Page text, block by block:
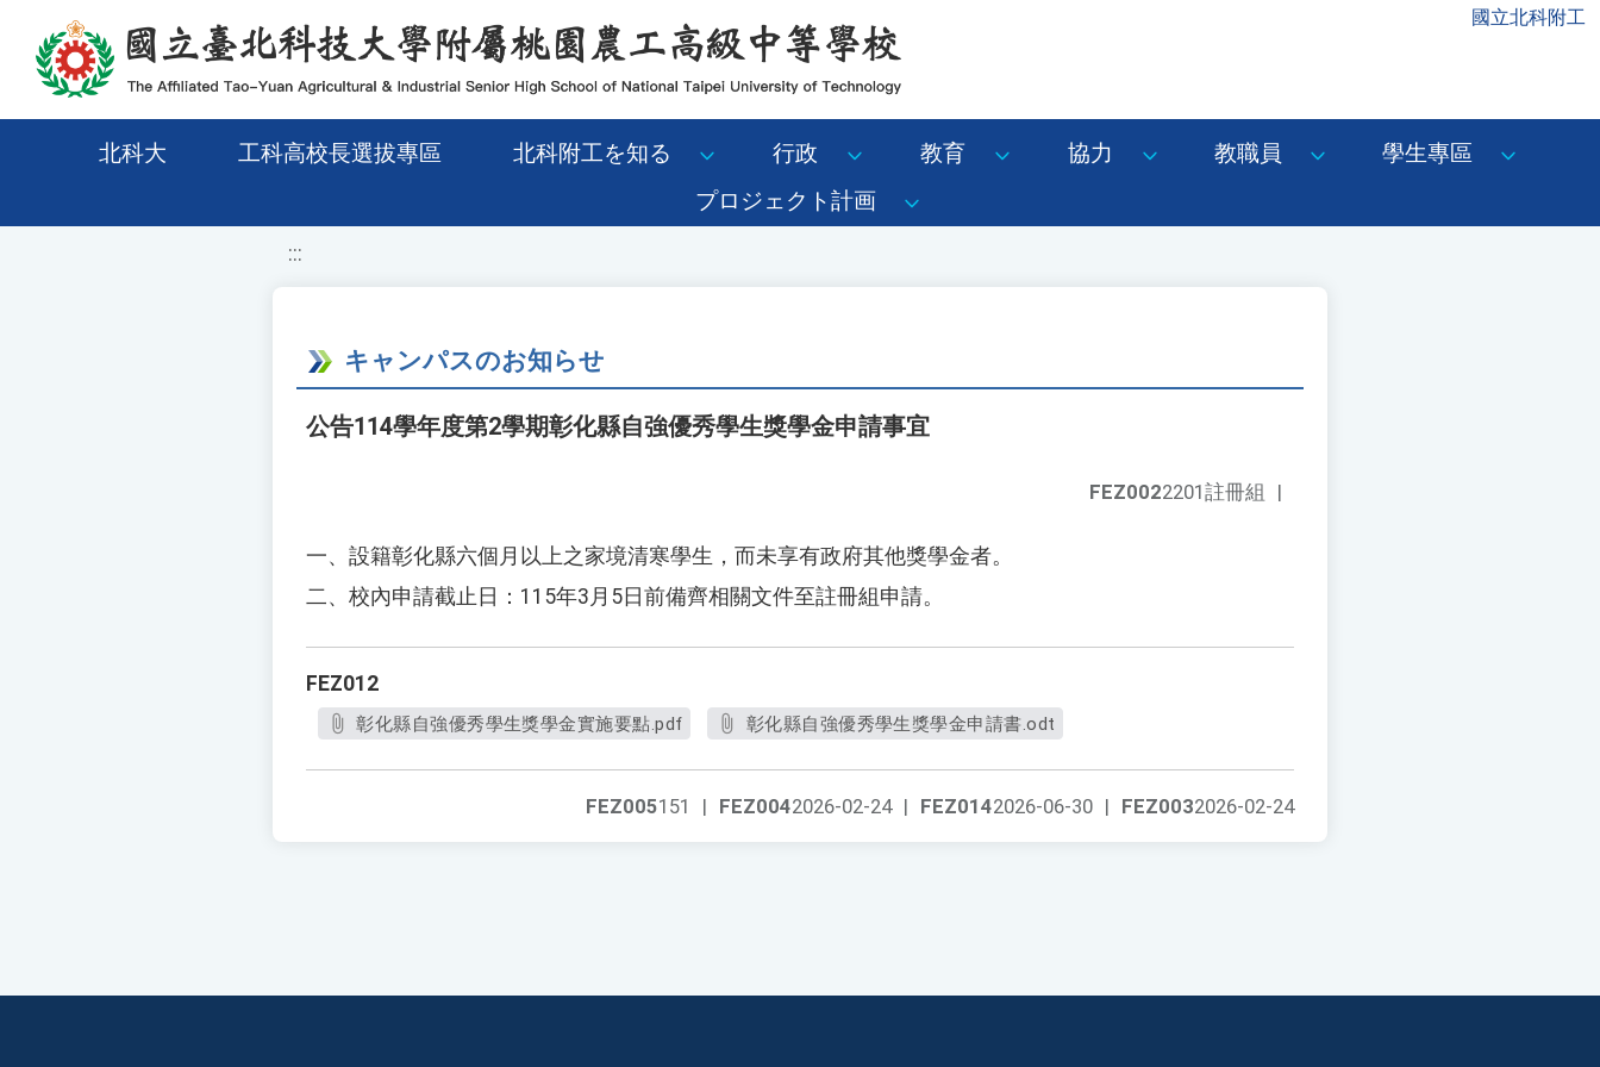
移至網頁之主要內容區位置 國立北科附工
北科大 工科高校長選拔專區 北科附工を知る 行政 教育 協力 教職員
學生專區
プロジェクト計画
:::
キャンパスのお知らせ
公告114學年度第2學期彰化縣自強優秀學生獎學金申請事宜
FEZ0022201註冊組 |
一、設籍彰化縣六個月以上之家境清寒學生，而未享有政府其他獎學金者。
二、校內申請截止日： 115年3 月 5 日前備齊相關文件至註冊組申請。
FEZ012
彰化縣自強優秀學生獎學金實施要點.pdf 彰化縣自強優秀學生獎學金申請書.odt
FEZ0032026-02-24
FEZ0142026-06-30 |
FEZ0042026-02-24 |
FEZ005151 |